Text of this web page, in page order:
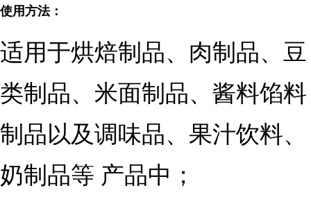
使用方法：
适用于烘焙制品、肉制品、豆
类制品、米面制品、酱料馅料
制品以及调味品、果汁饮料、
奶制品等 产品中；